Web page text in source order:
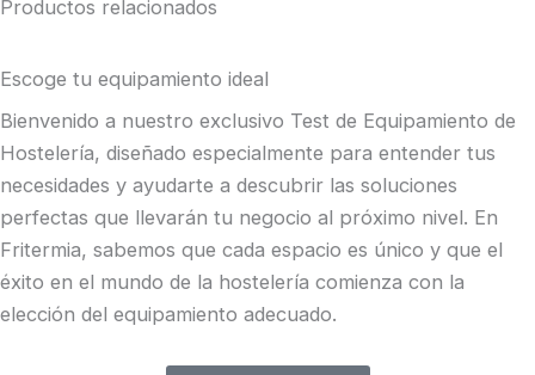
Productos relacionados
Escoge tu equipamiento ideal
Bienvenido a nuestro exclusivo Test de Equipamiento de
Hostelería, diseñado especialmente para entender tus
necesidades y ayudarte a descubrir las soluciones
perfectas que llevarán tu negocio al próximo nivel. En
Fritermia, sabemos que cada espacio es único y que el
éxito en el mundo de la hostelería comienza con la
elección del equipamiento adecuado.